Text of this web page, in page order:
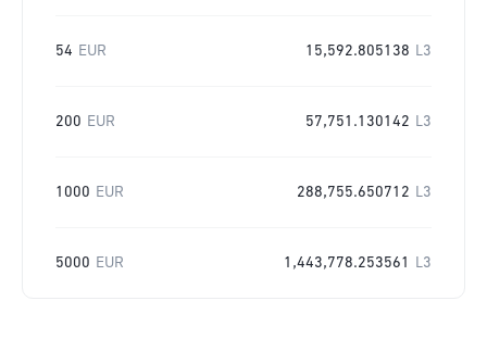
54 EUR 15,592.805138 L3
200 EUR 57,751.130142 L3
1000 EUR 288,755.650712 L3
5000 EUR 1,443,778.253561 L3